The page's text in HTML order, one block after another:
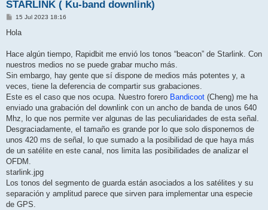
STARLINK ( Ku-band downlink)
M
n
j
15 Jul 2023 18:16
Hola
Hace algún tiempo, Rapidbit me envió los tonos “beacon” de Starlink. Con
nuestros medios no se puede grabar mucho más.
Sin embargo, hay gente que sí dispone de medios más potentes y, a
veces, tiene la deferencia de compartir sus grabaciones.
Este es el caso que nos ocupa. Nuestro forero Bandicoot (Cheng) me ha
enviado una grabación del downlink con un ancho de banda de unos 640
Mhz, lo que nos permite ver algunas de las peculiaridades de esta señal.
Desgraciadamente, el tamaño es grande por lo que solo disponemos de
unos 420 ms de señal, lo que sumado a la posibilidad de que haya más
de un satélite en este canal, nos limita las posibilidades de analizar el
OFDM.
starlink.jpg
Los tonos del segmento de guarda están asociados a los satélites y su
separación y amplitud parece que sirven para implementar una especie
de GPS.